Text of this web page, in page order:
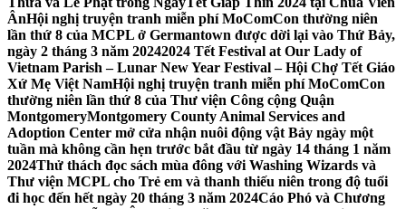
ÂnHội nghị truyện tranh miễn phí MoComCon thường niên
lần thứ 8 của MCPL ở Germantown được dời lại vào Thứ Bảy,
ngày 2 tháng 3 năm 20242024 Tết Festival at Our Lady of
Vietnam Parish – Lunar New Year Festival – Hội Chợ Tết Giáo
Xứ Mẹ Việt NamHội nghị truyện tranh miễn phí MoComCon
thường niên lần thứ 8 của Thư viện Công cộng Quận
MontgomeryMontgomery County Animal Services and
Adoption Center mở cửa nhận nuôi động vật Bảy ngày một
tuần mà không cần hẹn trước bắt đầu từ ngày 14 tháng 1 năm
2024Thử thách đọc sách mùa đông với Washing Wizards và
Thư viện MCPL cho Trẻ em và thanh thiếu niên trong độ tuổi
đi học đến hết ngày 20 tháng 3 năm 2024Cáo Phó và Chương